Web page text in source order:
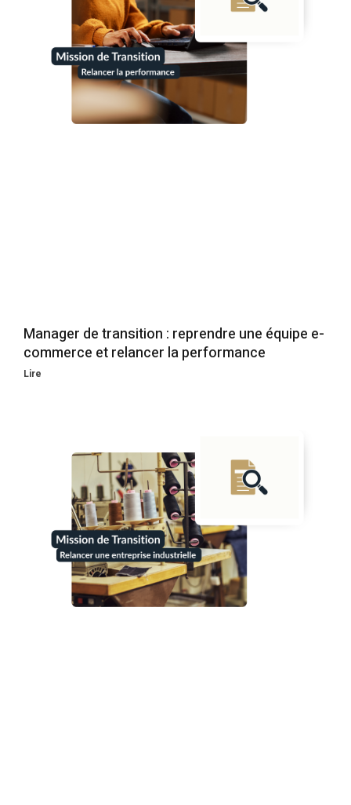
Manager de transition : reprendre une équipe e-
commerce et relancer la performance
Lire